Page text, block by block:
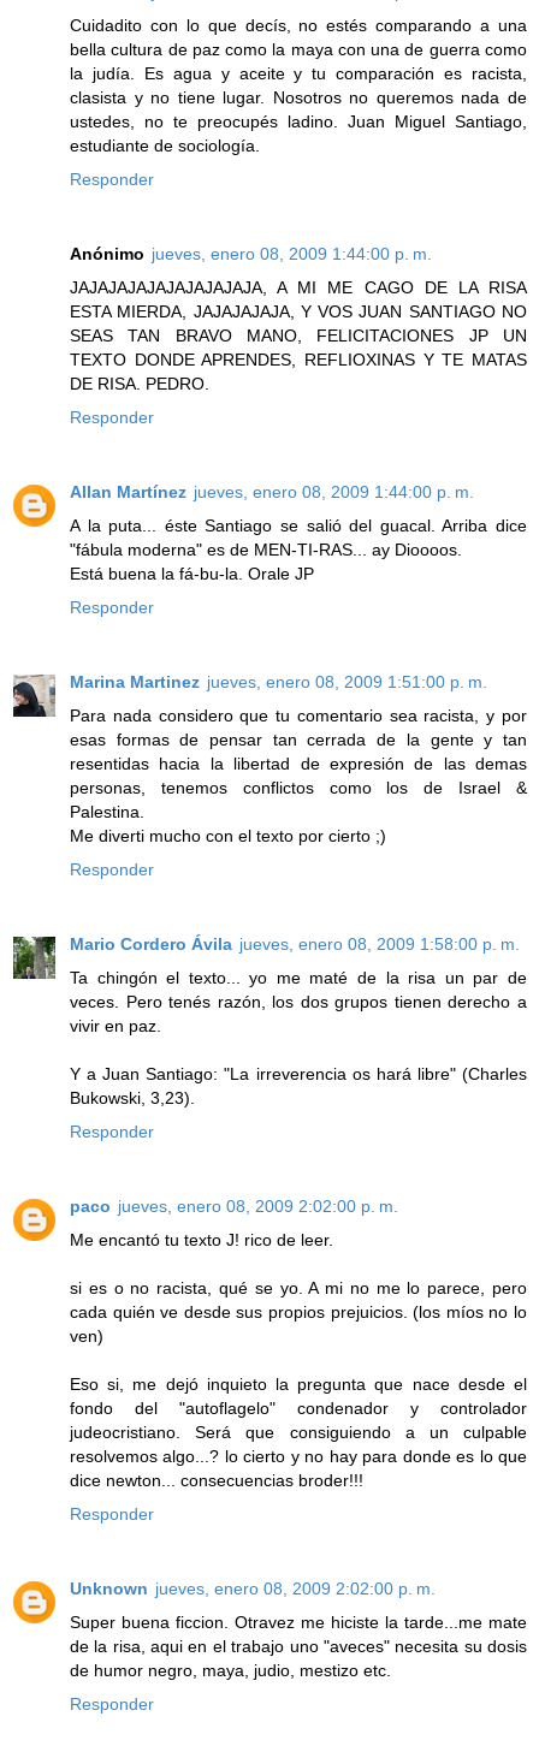
Cuidadito con lo que decís, no estés comparando a una
bella cultura de paz como la maya con una de guerra como
la judía. Es agua y aceite y tu comparación es racista,
clasista y no tiene lugar. Nosotros no queremos nada de
ustedes, no te preocupés ladino. Juan Miguel Santiago,
estudiante de sociología.
Responder
Anónimo jueves, enero 08, 2009 1:44:00 p. m.
JAJAJAJAJAJAJAJAJAJA, A MI ME CAGO DE LA RISA
ESTA MIERDA, JAJAJAJAJA, Y VOS JUAN SANTIAGO NO
SEAS TAN BRAVO MANO, FELICITACIONES JP UN
TEXTO DONDE APRENDES, REFLIOXINAS Y TE MATAS
DE RISA. PEDRO.
Responder
Allan Martínez jueves, enero 08, 2009 1:44:00 p. m.
A la puta... éste Santiago se salió del guacal. Arriba dice
"fábula moderna" es de MEN-TI-RAS... ay Dioooos.
Está buena la fá-bu-la. Orale JP
Responder
Marina Martinez jueves, enero 08, 2009 1:51:00 p. m.
Para nada considero que tu comentario sea racista, y por
esas formas de pensar tan cerrada de la gente y tan
resentidas hacia la libertad de expresión de las demas
personas, tenemos conflictos como los de Israel &
Palestina.
Me diverti mucho con el texto por cierto ;)
Responder
Mario Cordero Ávila jueves, enero 08, 2009 1:58:00 p. m.
Ta chingón el texto... yo me maté de la risa un par de
veces. Pero tenés razón, los dos grupos tienen derecho a
vivir en paz.
Y a Juan Santiago: "La irreverencia os hará libre" (Charles
Bukowski, 3,23).
Responder
paco jueves, enero 08, 2009 2:02:00 p. m.
Me encantó tu texto J! rico de leer.
si es o no racista, qué se yo. A mi no me lo parece, pero
cada quién ve desde sus propios prejuicios. (los míos no lo
ven)
Eso si, me dejó inquieto la pregunta que nace desde el
fondo del "autoflagelo" condenador y controlador
judeocristiano. Será que consiguiendo a un culpable
resolvemos algo...? lo cierto y no hay para donde es lo que
dice newton... consecuencias broder!!!
Responder
Unknown jueves, enero 08, 2009 2:02:00 p. m.
Super buena ficcion. Otravez me hiciste la tarde...me mate
de la risa, aqui en el trabajo uno "aveces" necesita su dosis
de humor negro, maya, judio, mestizo etc.
Responder